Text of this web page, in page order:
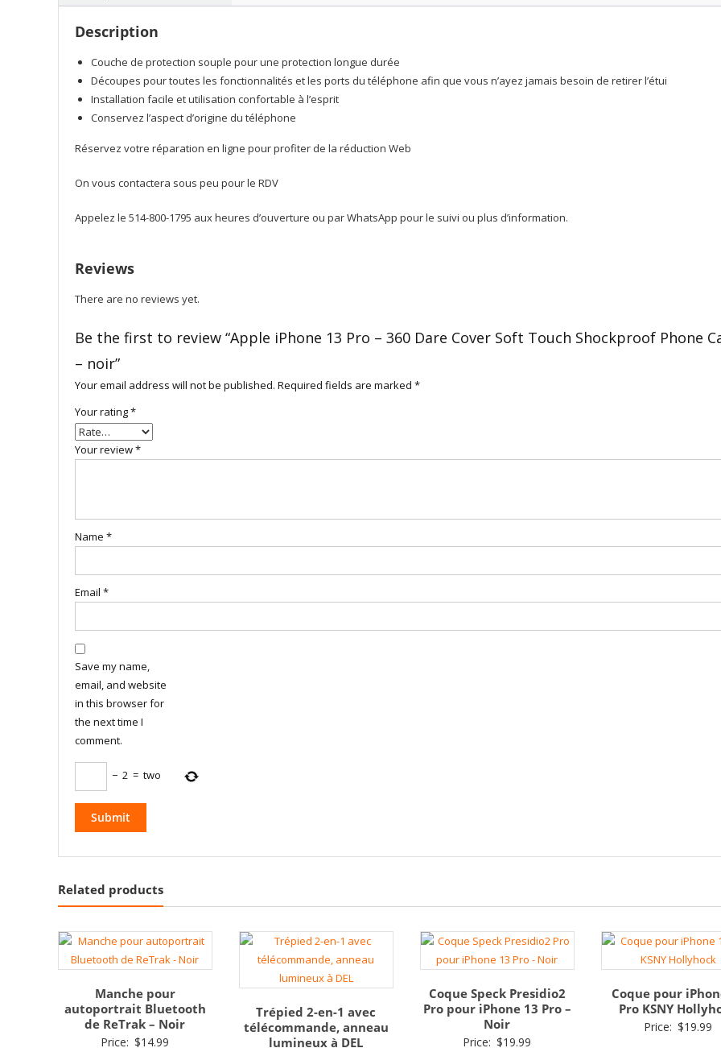
Phone
Description
Couche de protection souple pour une protection longue durée
Découpes pour toutes les fonctionnalités et les ports du téléphone afin que vous n’ayez jamais besoin de retirer l’étui
Installation facile et utilisation confortable à l’esprit
Conservez l’aspect d’origine du téléphone
Réservez votre réparation en ligne pour profiter de la réduction Web
On vous contactera sous peu pour le RDV
Appelez le 514-800-1795 aux heures d’ouverture ou par WhatsApp pour le suivi ou plus d’information.
Reviews
There are no reviews yet.
Be the first to review “Apple iPhone 13 Pro – 360 Dare Cover Soft Touch Shockproof Phone
– noir”
Your email address will not be published. Required fields are marked *
Your rating*
Your review*
Name *
Email *
Save my name,
email, and website
in this browser for
the next time I
comment.
− 2 = two
Related products
Manche pour
autoportrait Bluetooth
de ReTrak – Noir
Price: $14.99
Trépied 2-en-1 avec
télécommande, anneau
lumineux à DEL
Coque Speck Presidio2
Pro pour iPhone 13 Pro –
Noir
Price: $19.99
Coque pour
Pro KSNY
Price: $19.99